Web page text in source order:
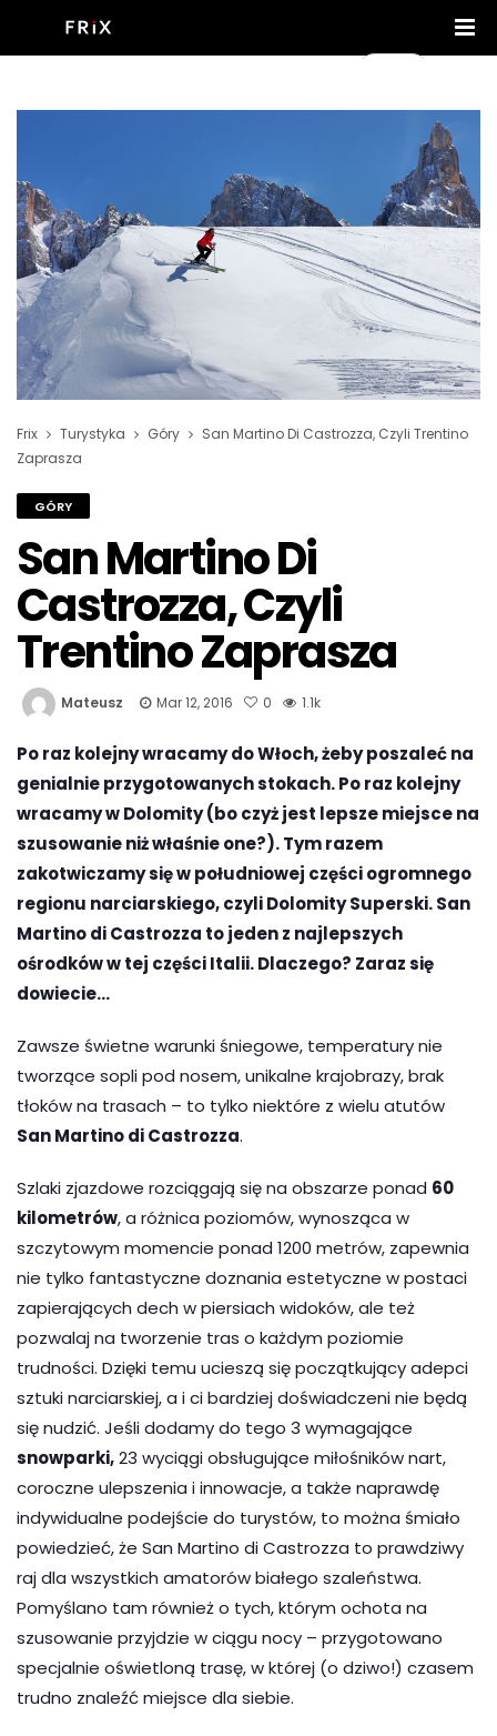
Frix Turystyka Góry
San Martino Di Castrozza, Czyli Trentino
Zaprasza
GÓRY
San Martino Di
Castrozza, Czyli
Trentino Zaprasza
Mateusz Mar 12, 2016 0 1.1k
Po raz kolejny wracamy do Włoch, żeby poszaleć na
genialnie przygotowanych stokach. Po raz kolejny
wracamy w Dolomity (bo czyż jest lepsze miejsce na
szusowanie niż właśnie one?). Tym razem
zakotwiczamy się w południowej części ogromnego
regionu narciarskiego, czyli Dolomity Superski. San
Martino di Castrozza to jeden z najlepszych
ośrodków w tej części Italii. Dlaczego? Zaraz się
dowiecie…
Zawsze świetne warunki śniegowe, temperatury nie
tworzące sopli pod nosem, unikalne krajobrazy, brak
tłoków na trasach – to tylko niektóre z wielu atutów
San Martino di Castrozza.
Szlaki zjazdowe rozciągają się na obszarze ponad 60
kilometrów, a różnica poziomów, wynosząca w
szczytowym momencie ponad 1200 metrów, zapewnia
nie tylko fantastyczne doznania estetyczne w postaci
zapierających dech w piersiach widoków, ale też
pozwalaj na tworzenie tras o każdym poziomie
trudności. Dzięki temu ucieszą się początkujący adepci
sztuki narciarskiej, a i ci bardziej doświadczeni nie będą
się nudzić. Jeśli dodamy do tego 3 wymagające
snowparki,23 wyciągi obsługujące miłośników nart,
coroczne ulepszenia i innowacje, a także naprawdę
indywidualne podejście do turystów, to można śmiało
powiedzieć, że San Martino di Castrozza to prawdziwy
raj dla wszystkich amatorów białego szaleństwa.
Pomyślano tam również o tych, którym ochota na
szusowanie przyjdzie w ciągu nocy – przygotowano
specjalnie oświetloną trasę, w której (o dziwo!) czasem
trudno znaleźć miejsce dla siebie.